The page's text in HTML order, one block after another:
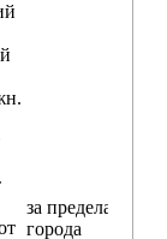
за пределами
города